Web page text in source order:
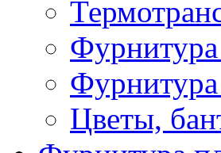
Цветы,